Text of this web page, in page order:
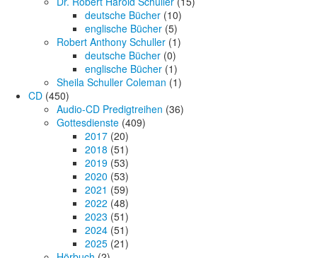
deutsche Bücher (10)
englische Bücher (5)
Robert Anthony Schuller (1)
deutsche Bücher (0)
englische Bücher (1)
Sheila Schuller Coleman (1)
CD (450)
Audio-CD Predigtreihen (36)
Gottesdienste (409)
2017 (20)
2018 (51)
2019 (53)
2020 (53)
2021 (59)
2022 (48)
2023 (51)
2024 (51)
2025 (21)